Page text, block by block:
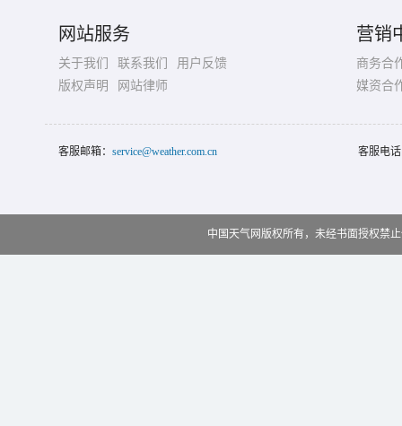
网站服务
关于我们 联系我们
用户反馈
版权声明
网站律师
营销
商务合
媒资合
客服邮箱： service@weather.com.cn 客服电
中国天气网版权所有，未经书面授权